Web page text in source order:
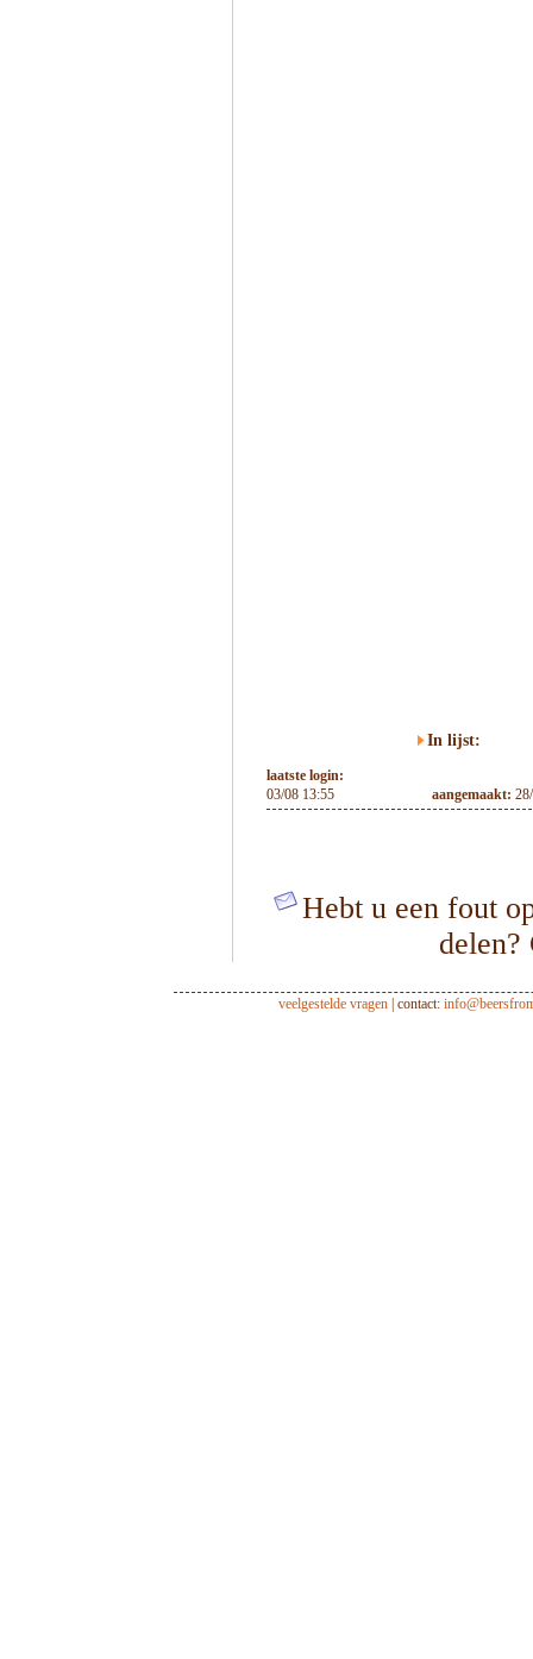
In lijst:
laatste login:
03/08 13:55
aangemaakt:
Hebt u een fout
veelgestelde vragen| contact: